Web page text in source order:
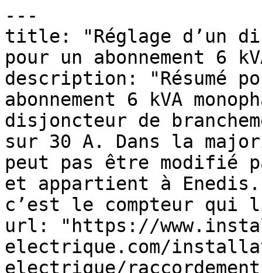
---
title: "Réglage d’un
pour un abonnement 6
description: "Résumé
abonnement 6 kVA
disjoncteur de
sur 30 A. Dans la
peut pas être modifié
et appartient à
c’est le compteur
url: "https://
electrique.com/
electrique/